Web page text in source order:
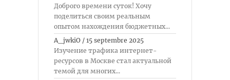
Доброго времени суток! Хочу
поделиться своим реальным
опытом нахождения бюджетных...
A_jwkiO / 15 septembre 2025
Изучение трафика интернет-
ресурсов в Москве стал актуальной
темой для многих...